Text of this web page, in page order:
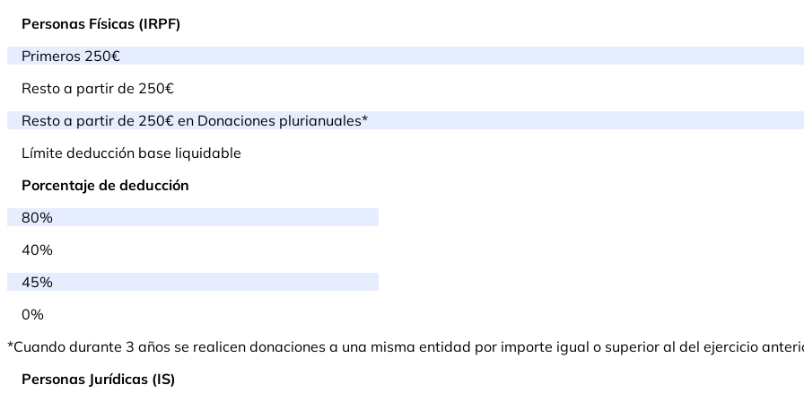
Personas Físicas (IRPF)
Primeros 250€
Resto a partir de 250€
Resto a partir de 250€ en Donaciones plurianuales*
Límite deducción base liquidable
Porcentaje de deducción
80%
40%
45%
0%
*Cuando durante 3 años se realicen donaciones a una misma entidad por importe igual o superior al del ejercicio
Personas Jurídicas (IS)